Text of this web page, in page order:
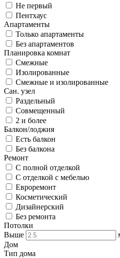
Не первый
Пентхаус
Апартаменты
Только апартаменты
Без апартаментов
Планировка комнат
Смежные
Изолированные
Смежные и изолированные
Сан. узел
Раздельный
Совмещенный
2 и более
Балкон/лоджия
Есть балкон
Без балкона
Ремонт
С полной отделкой
С отделкой с мебелью
Евроремонт
Косметический
Дизайнерский
Без ремонта
Потолки
Выше
Дом
Тип дома